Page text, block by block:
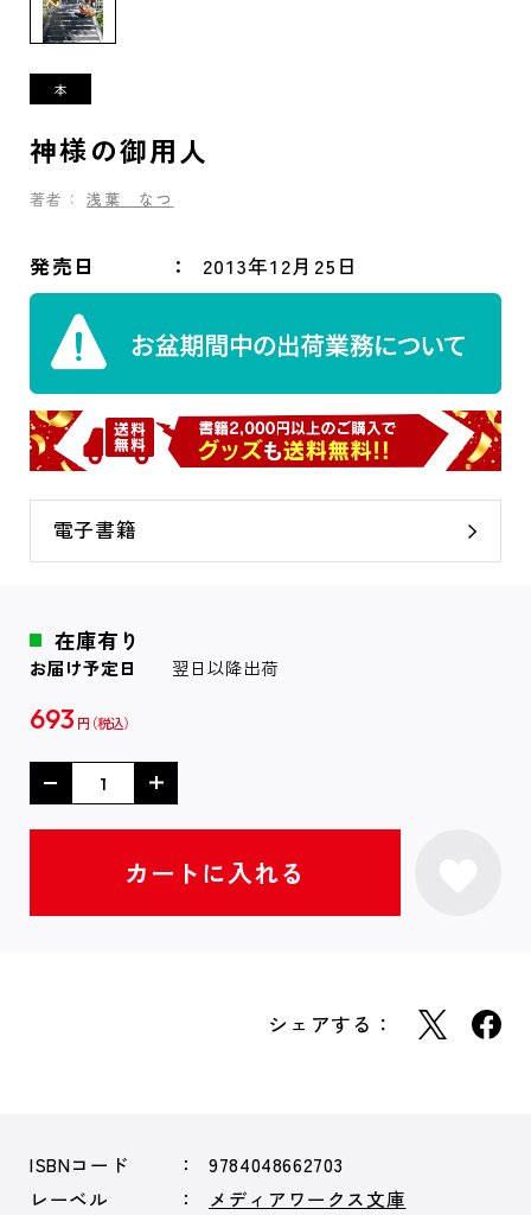
神様の御用人
著者： 浅葉 なつ
発売日 2013年12月25日
電子書籍
在庫有り
お届け予定日 翌日以降出荷
693 円
シェアする：
ISBNコード
9784048662703
レーベル
メディアワークス文庫